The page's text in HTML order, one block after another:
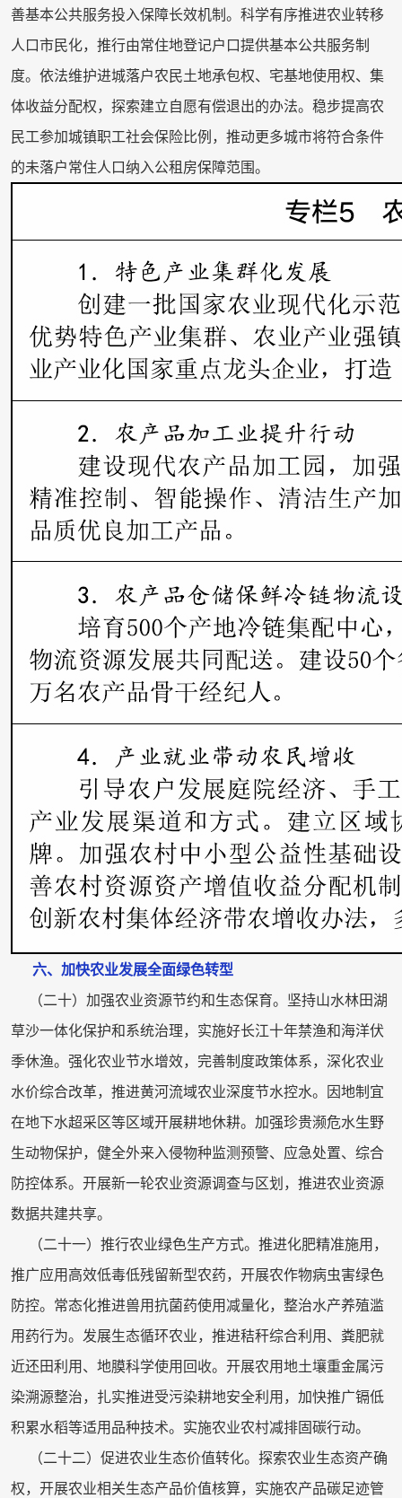
善基本公共服务投入保障长效机制。科学有序推进农业转移
人口市民化，推行由常住地登记户口提供基本公共服务制
度。依法维护进城落户农民土地承包权、宅基地使用权、集
体收益分配权，探索建立自愿有偿退出的办法。稳步提高农
民工参加城镇职工社会保险比例，推动更多城市将符合条件
的未落户常住人口纳入公租房保障范围。
六、加快农业发展全面绿色转型
（二十）加强农业资源节约和生态保育。坚持山水林田湖
草沙一体化保护和系统治理，实施好长江十年禁渔和海洋伏
季休渔。强化农业节水增效，完善制度政策体系，深化农业
水价综合改革，推进黄河流域农业深度节水控水。因地制宜
在地下水超采区等区域开展耕地休耕。加强珍贵濒危水生野
生动物保护，健全外来入侵物种监测预警、应急处置、综合
防控体系。开展新一轮农业资源调查与区划，推进农业资源
数据共建共享。
（二十一）推行农业绿色生产方式。推进化肥精准施用，
推广应用高效低毒低残留新型农药，开展农作物病虫害绿色
防控。常态化推进兽用抗菌药使用减量化，整治水产养殖滥
用药行为。发展生态循环农业，推进秸秆综合利用、粪肥就
近还田利用、地膜科学使用回收。开展农用地土壤重金属污
染溯源整治，扎实推进受污染耕地安全利用，加快推广镉低
积累水稻等适用品种技术。实施农业农村减排固碳行动。
（二十二）促进农业生态价值转化。探索农业生态资产确
权，开展农业相关生态产品价值核算，实施农产品碳足迹管